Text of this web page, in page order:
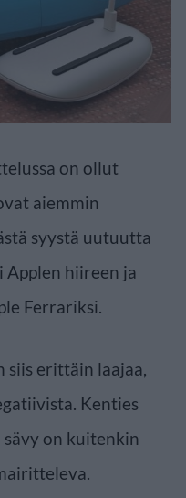
on ollut
aiemmin
syystä uutuutta
hiireen ja
Ferrariksi.
siis erittäin laajaa,
Kenties
sävy on kuitenkin